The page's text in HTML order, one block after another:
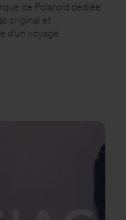
de Polaroid dédiée
original et
d'un voyage